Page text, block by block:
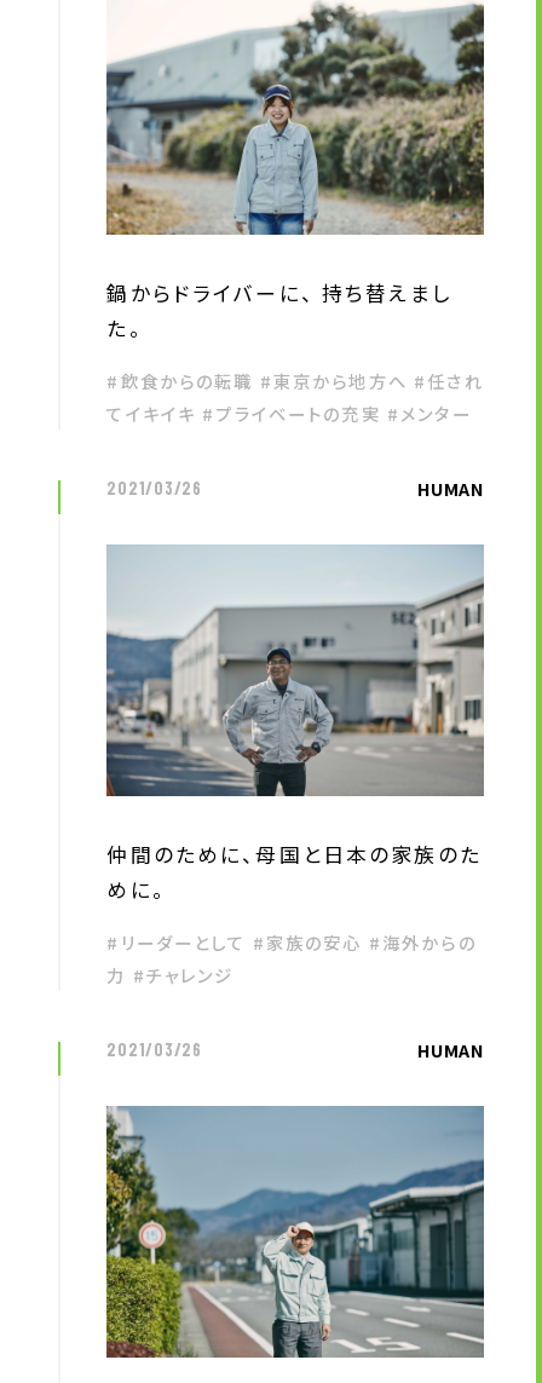
鍋からドライバーに、 持ち替えまし
た。
#飲食からの転職 #東京から地方へ #任され
てイキイキ #プライベートの充実 #メンター
HUMAN
2021/03/26
仲間のために、母国と日本の家族のた
めに。
#リーダーとして #家族の安心 #海外からの
力 #チャレンジ
HUMAN
2021/03/26